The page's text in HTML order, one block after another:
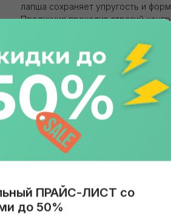
лапша сохраняет упругость и
Продукция проходит строгий
Вид продукта: Лапша
Вкус: Грибы
Объем: 90 гр
Бренд: Doshirak
Упаковка: Лоток
Страна: Россия
ПРАЙС-ЛИСТ со
до 50%